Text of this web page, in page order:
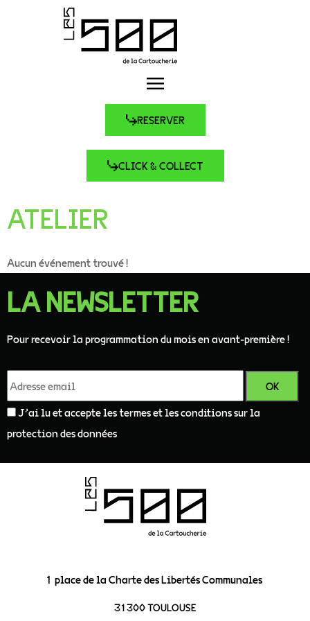
RESERVER
CLICK & COLLECT
ATELIER
Aucun événement trouvé !
LA NEWSLETTER
Pour recevoir la programmation du mois en avant-première !
J'ai lu et accepte les termes et les conditions sur la
protection des données
1 place de la Charte des Libertés Communales
31300 TOULOUSE